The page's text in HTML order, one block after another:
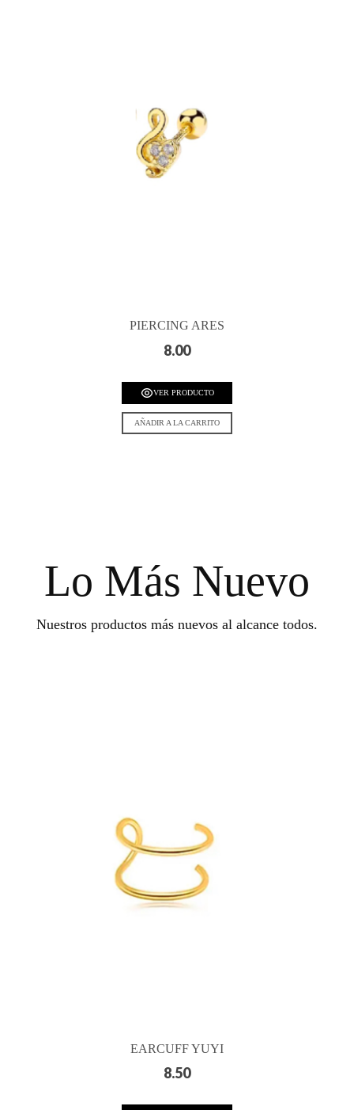
PIERCING ARES
8.00
VER PRODUCTO
AÑADIR A LA CARRITO
Lo Más Nuevo
Nuestros productos más nuevos al alcance todos.
EARCUFF YUYI
8.50